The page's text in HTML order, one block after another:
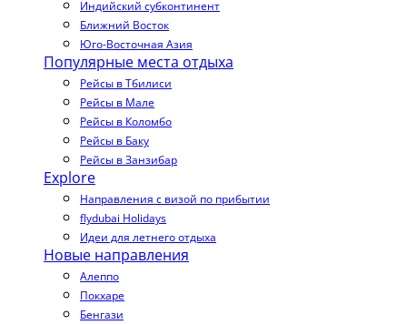
Индийский субконтинент
Ближний Восток
Юго-Восточная Азия
Популярные места отдыха
Рейсы в Тбилиси
Рейсы в Мале
Рейсы в Коломбо
Рейсы в Баку
Рейсы в Занзибар
Explore
Направления с визой по прибытии
flydubai Holidays
Идеи для летнего отдыха
Новые направления
Алеппо
Покхаре
Бенгази